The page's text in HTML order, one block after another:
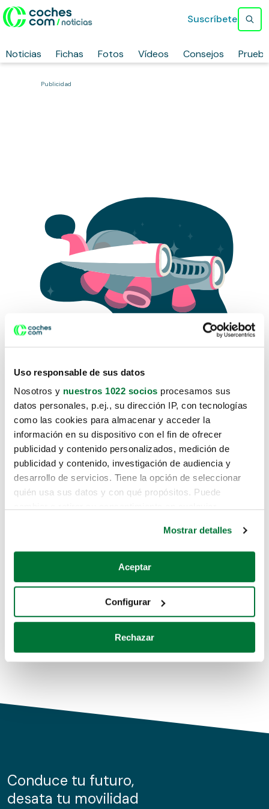
Uso responsable de sus datos
Nosotros y nuestros 1022 socios procesamos sus
datos personales, p.ej., su dirección IP, con tecnologías
como las cookies para almacenar y acceder la
información en su dispositivo con el fin de ofrecer
publicidad y contenido personalizados, medición de
publicidad y contenido, investigación de audiencia y
desarrollo de servicios. Tiene la opción de seleccionar
quién usa sus datos y con qué propósitos. Puede
Si lo permite, también quisiéramos:
Recopilar información sobre su ubicación geográfica
Identificar su dispositivo analizándolo activamente
para buscar características específicas (huellas
Obtenga más información sobre cómo se procesan sus
de cookies.
información sobre el uso que haga del sitio web con
nuestros partners de redes sociales, publicidad y análisis
Mostrar detalles
Aceptar
Configurar
Rechazar
Noticias Fichas Fotos Vídeos Consejos
Suscríbete
Publicidad
Lo sentimos, no sabemos como
te hemos traido hasta aquí.
Pero puedes encontrar el coche que estás
buscando en alguno de estos enlaces:
Coches de segunda mano
Coches de km0
Conduce tu futuro,
desata tu movilidad